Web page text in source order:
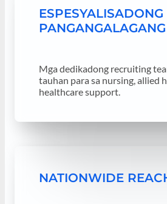
Mga dedikadong recruiting
tauhan para sa nursing, allied
healthcare support.
NATIONWIDE